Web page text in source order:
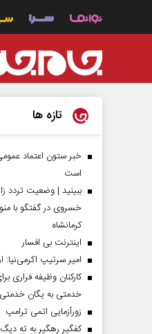
تازه ها
خبر ستون اعتماد
است
ببینید | وضعیت تردد
خسروی در گفتگو با
کرمانشاه
اینترنت بی افسار
امیر سرتیپ اکرمی‌نیا:
کارکنان وظیفه فراری
خدمتی به یگان
زورآزمایی اتمی ترامپ
کفگیر رهگیر به ته